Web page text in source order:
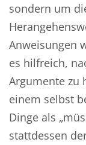
sondern um
Anweisungen
es hilfreich,
Argumente zu
einem selbst
Dinge als „
stattdessen